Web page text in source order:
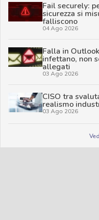
Fail securely:
sicurezza si
falliscono
04 Ago 2026
Falla in
infettano, non
allegati
03 Ago 2026
CISO tra
realismo
03 Ago 2026